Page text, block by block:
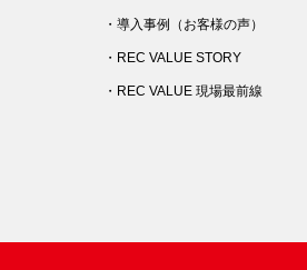
・導入事例（お客様の声）
・REC VALUE STORY
・REC VALUE 現場最前線